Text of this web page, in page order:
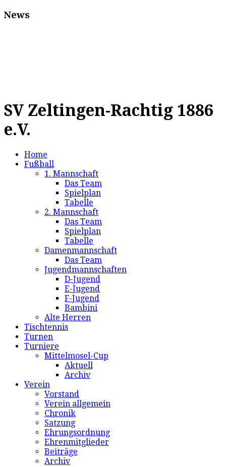
News
SV Zeltingen-Rachtig 1886
e.V.
Home
Fußball
1. Mannschaft
Das Team
Spielplan
Tabelle
2. Mannschaft
Das Team
Spielplan
Tabelle
Damenmannschaft
Das Team
Jugendmannschaften
D-Jugend
E-Jugend
F-Jugend
Bambini
Alte Herren
Tischtennis
Turnen
Turniere
Mittelmosel-Cup
Aktuell
Archiv
Verein
Vorstand
Verein allgemein
Chronik
Satzung
Ehrungsordnung
Ehrenmitglieder
Beiträge
Archiv